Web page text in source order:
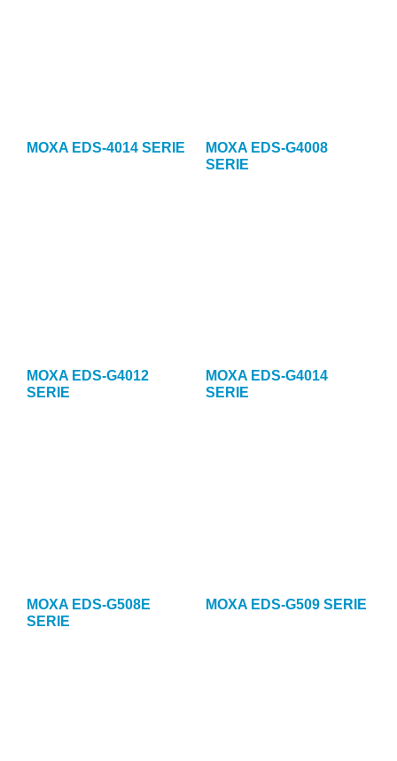
MOXA EDS-4014 SERIE
MOXA EDS-G4008
SERIE
MOXA EDS-G4012
SERIE
MOXA EDS-G4014
SERIE
MOXA EDS-G508E
SERIE
MOXA EDS-G509 SERIE